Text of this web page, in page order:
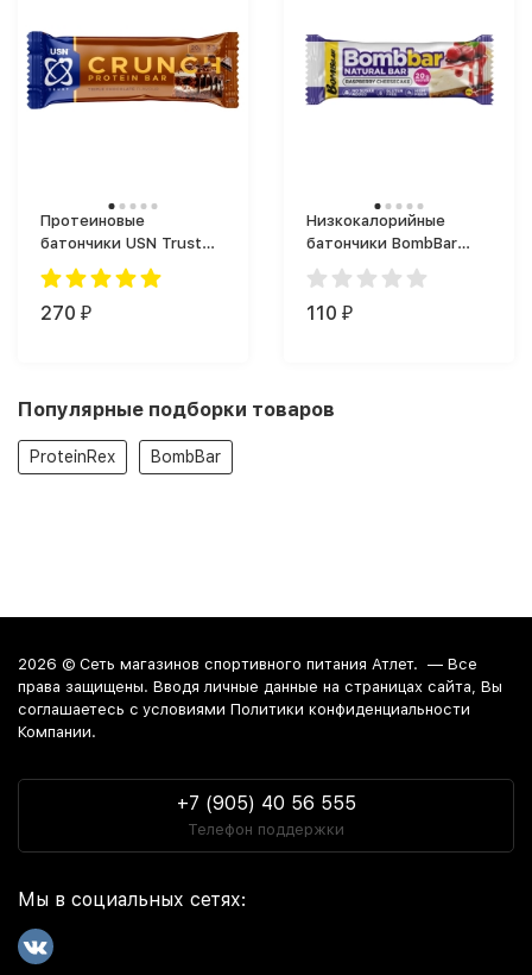
Протеиновые
батончики USN Trust
Crunch Protein Bar (60
г)
270 ₽
Низкокалорийные
батончики BombBar
Protein Bar (60 г)
110 ₽
Популярные подборки товаров
ProteinRex BombBar
2026 © Сеть магазинов спортивного питания Атлет. — Все
права защищены. Вводя личные данные на страницах сайта, Вы
соглашаетесь c условиями Политики конфиденциальности
Компании.
+7 (905) 40 56 555
Телефон поддержки
Мы в социальных сетях: